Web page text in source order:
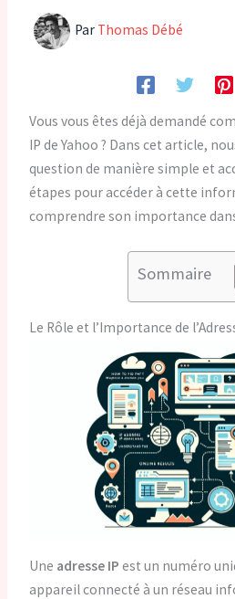
Par Thomas Débé
Vous vous êtes déjà demandé
IP de Yahoo ? Dans cet article,
question de manière simple et
étapes pour accéder à cette
comprendre son importance
Sommaire
Le Rôle et l’Importance de
Une adresse IP est un numéro
appareil connecté à un réseau